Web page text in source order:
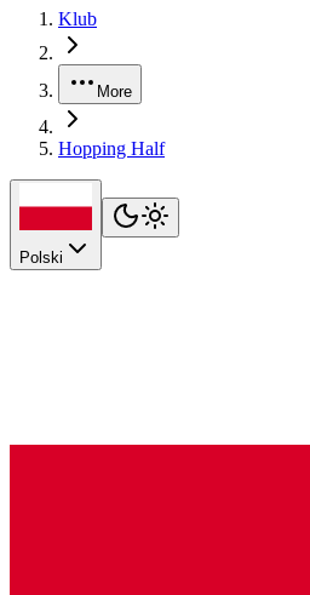
Klub
More
Hopping Half
Polski